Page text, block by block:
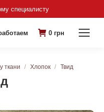
специалисту
0 грн
ткани Хлопок Твид